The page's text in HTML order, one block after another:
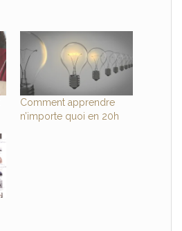
Comment apprendre
n’importe quoi en 20h